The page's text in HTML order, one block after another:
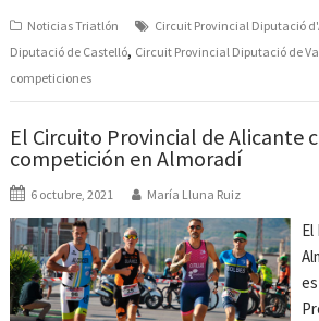
Noticias Triatlón Circuit Provincial Diputació
Diputació de Castelló, Circuit Provincial Diputació de
competiciones
El Circuito Provincial de Alicante
competición en Almoradí
6 octubre, 2021 María Lluna Ruiz